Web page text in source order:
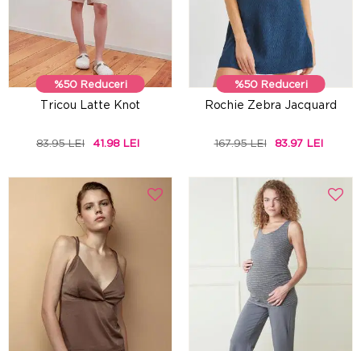
%50 Reduceri
Tricou Latte Knot
83.95 LEI 41.98 LEI
%50 Reduceri
Rochie Zebra Jacquard
167.95 LEI 83.97 LEI